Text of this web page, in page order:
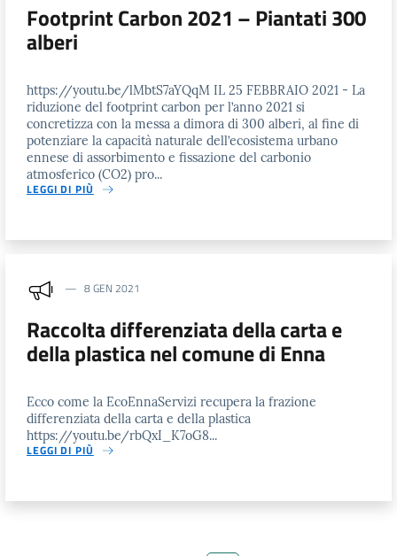
Footprint Carbon 2021 – Piantati 300
alberi
https://youtu.be/lMbtS7aYQqM IL 25 FEBBRAIO 2021 - La
riduzione del footprint carbon per l’anno 2021 si
concretizza con la messa a dimora di 300 alberi, al fine di
potenziare la capacità naturale dell’ecosistema urbano
ennese di assorbimento e fissazione del carbonio
atmosferico (CO2) pro...
LEGGI DI PIÙ
8 GEN 2021
Raccolta differenziata della carta e
della plastica nel comune di Enna
Ecco come la EcoEnnaServizi recupera la frazione
differenziata della carta e della plastica
https://youtu.be/rbQxI_K7oG8...
LEGGI DI PIÙ